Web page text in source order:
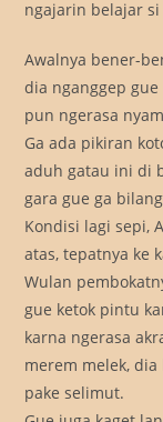
ngajarin belajar si
Awalnya bener-
dia nganggep
pun ngerasa
Ga ada pikiran
aduh gatau ini di
gara gue ga
Kondisi lagi sepi,
atas, tepatnya ke
Wulan
gue ketok pintu
karna ngerasa
merem melek,
pake selimut.